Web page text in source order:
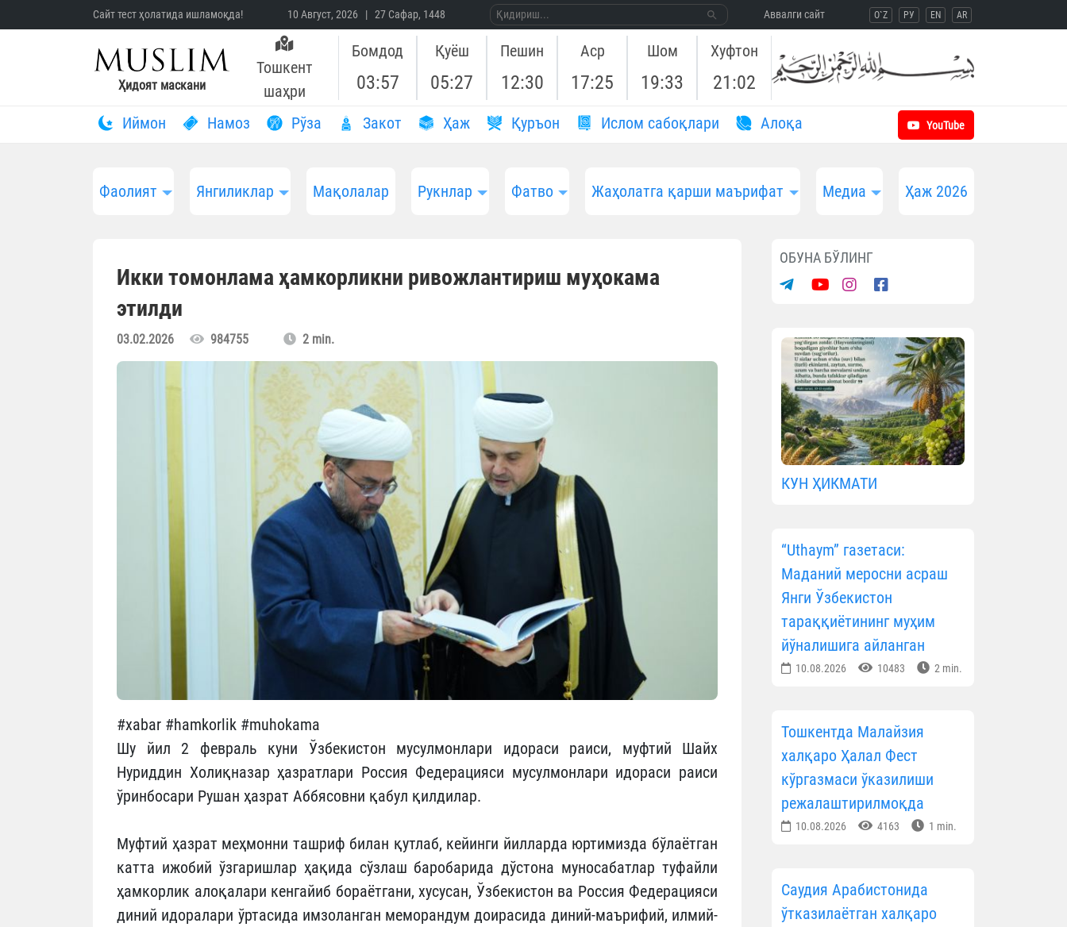
Сайт тест ҳолатида ишламоқда! 10 Август, 2026 | 27 Сафар, 1448 Aввалги сайт O`Z РУ EN AR
Ҳидоят маскани
Тошкент
шаҳри
Бомдод
03:57
Қуёш
05:27
Пешин
12:30
Аср
17:25
Шом
19:33
Хуфтон
21:02
Иймон Намоз Рўза Закот Ҳаж Қуръон Ислом сабоқлари Aлоқа YouTube
Фаолият Янгиликлар Мақолалар Рукнлар Фатво Жаҳолатга қарши маърифат Медиа Ҳаж 2026
Икки томонлама ҳамкорликни ривожлантириш муҳокама
этилди
03.02.2026 984755 2 min.
#xabar #hamkorlik #muhokama
Шу йил 2 февраль куни Ўзбекистон мусулмонлари идораси раиси, муфтий Шайх
Нуриддин Холиқназар ҳазратлари Россия Федерацияси мусулмонлари идораси раиси
ўринбосари Рушан ҳазрат Аббясовни қабул қилдилар.
Муфтий ҳазрат меҳмонни тaшриф билан қутлаб, кейинги йилларда юртимизда бўлаётган
катта ижобий ўзгаришлар ҳақида сўзлаш баробарида дўстона муносабатлар туфайли
ҳамкорлик алоқалари кенгайиб бораётгани, хусусан, Ўзбекистон ва Россия Федерацияси
диний идоралари ўртасида имзоланган меморандум доирасида диний-маърифий, илмий-
ОБУНА БЎЛИНГ
КУН ҲИКМАТИ
“Uthaym” газетаси:
Маданий меросни асраш
Янги Ўзбекистон
тараққиётининг муҳим
йўналишига айланган
10.08.2026 10483 2 min.
Тошкентда Малайзия
халқаро Ҳалал Фест
кўргазмаси ўказилиши
режалаштирилмоқда
10.08.2026 4163 1 min.
Саудия Арабистонида
ўтказилаётган халқаро